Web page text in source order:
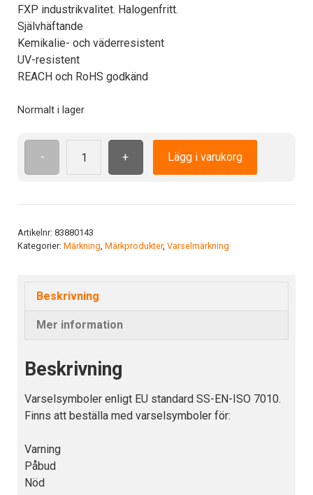
FXP industrikvalitet. Halogenfritt.
Självhäftande
Kemikalie- och väderresistent
UV-resistent
REACH och RoHS godkänd
Normalt i lager
-
ISO7010
Använd
+ Lägg i varukorg
Artikelnr: 83880143
Kategorier: Märkning, Märkprodukter, Varselmärkning
Beskrivning
Mer information
Beskrivning
Varselsymboler enligt EU standard SS-EN-ISO 7010.
Finns att beställa med varselsymboler för:
Varning
Påbud
Nöd